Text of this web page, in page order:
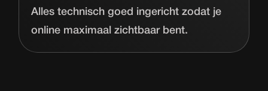
Alles technisch goed ingericht zodat je
online maximaal zichtbaar bent.